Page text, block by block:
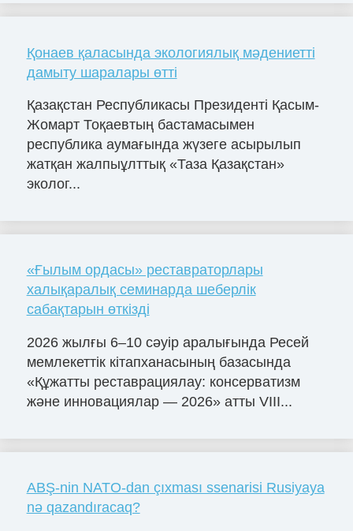
Қонаев қаласында экологиялық мәдениетті
дамыту шаралары өтті
Қазақстан Республикасы Президенті Қасым-
Жомарт Тоқаевтың бастамасымен
республика аумағында жүзеге асырылып
жатқан жалпыұлттық «Таза Қазақстан»
эколог...
«Ғылым ордасы» реставраторлары
халықаралық семинарда шеберлік
сабақтарын өткізді
2026 жылғы 6–10 сәуір аралығында Ресей
мемлекеттік кітапханасының базасында
«Құжатты реставрациялау: консерватизм
және инновациялар — 2026» атты VIII...
ABŞ-nin NATO-dan çıxması ssenarisi Rusiyaya
nə qazandıracaq?